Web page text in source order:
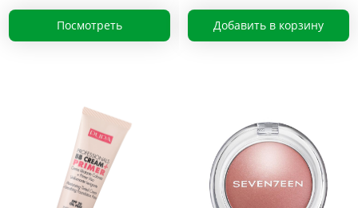
Посмотреть Добавить в корзину